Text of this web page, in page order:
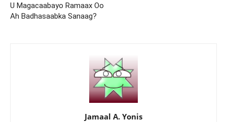
U Magacaabayo Ramaax Oo
Ah Badhasaabka Sanaag?
Jamaal A. Yonis